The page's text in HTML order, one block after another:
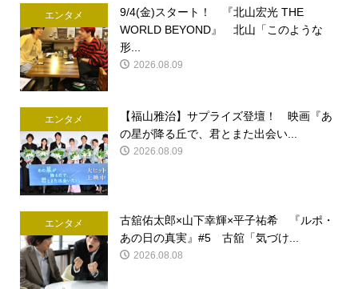
エンタメ
9/4(金)スタート！ 『北山宏光 THE
WORLD BEYOND』 北山「このような
形...
2026.08.09
エンタメ
【福山雅治】サプライズ登壇！ 映画『あ
の星が降る丘で、君とまた出会い...
2026.08.09
エンタメ
古舘佑太郎×山下幸輝×平子祐希 『ルポ・
あの日の真実』#5 古舘「気づけ...
2026.08.08